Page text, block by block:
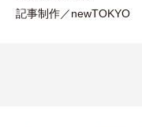
記事制作／newTOKYO